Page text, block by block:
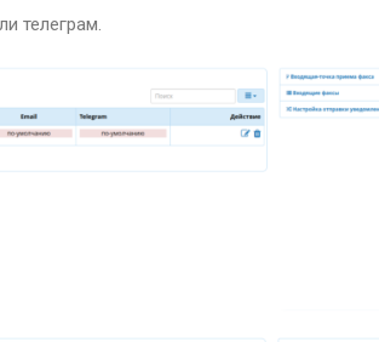
телеграм.